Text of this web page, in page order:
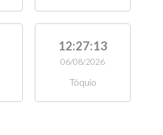
12:27:14
06/08/2026
Tóquio